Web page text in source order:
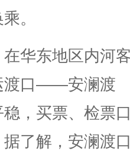
。
华东地区内河
渡口——安澜渡
，买票、检票
了解，安澜渡